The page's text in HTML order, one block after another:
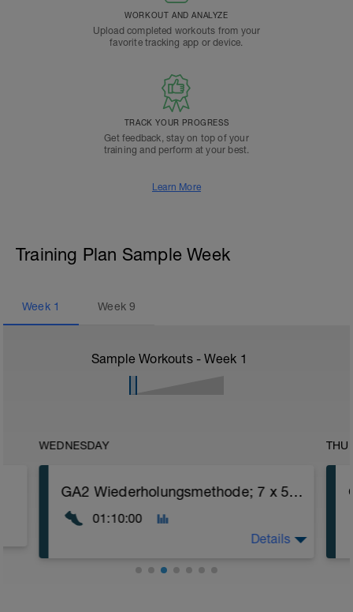
WORKOUT AND ANALYZE
Upload completed workouts from your
favorite tracking app or device.
TRACK YOUR PROGRESS
Get feedback, stay on top of your
training and perform at your best.
Learn More
Training Plan Sample Week
Week 1 Week9
Sample Workouts - Week 1
WEDNESDAY
GA2 Wiederholungsmethode; 7 x 5min GA2
01:10:00
Details